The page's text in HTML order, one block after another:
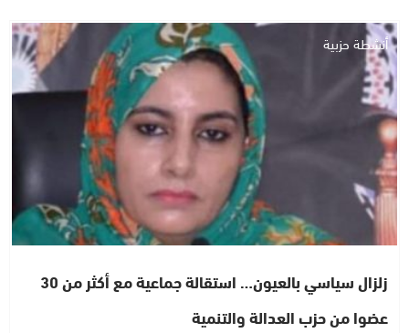
أنشطة حزبية
زلزال سياسي بالعيون… استقالة جماعية مع أكثر من 30
عضوا من حزب العدالة والتنمية